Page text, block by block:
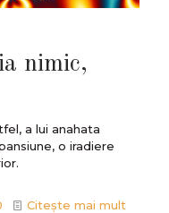
nimic,
a lui anahata
o iradiere
Citește mai mult